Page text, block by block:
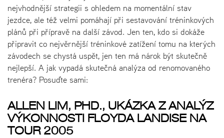
nejvhodnější strategii s ohledem na momentální stav
jezdce, ale též velmi pomáhají při sestavování tréninkových
plánů při přípravě na další závod. Jen ten, kdo si dokáže
připravit co nejvěrnější tréninkové zatížení tomu na kterých
závodech se chystá uspět, jen ten má nárok být skutečně
nejlepší. A jak vypadá skutečná analýza od renomovaného
trenéra? Posuďte sami:
ALLEN LIM, PHD., UKÁZKA Z ANALÝZ
VÝKONNOSTI FLOYDA LANDISE NA
TOUR 2005